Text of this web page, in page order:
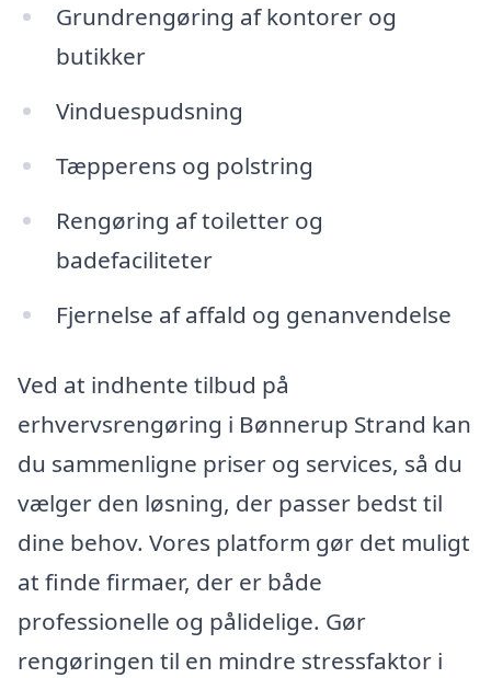
Grundrengøring af kontorer og
butikker
Vinduespudsning
Tæpperens og polstring
Rengøring af toiletter og
badefaciliteter
Fjernelse af affald og genanvendelse
Ved at indhente tilbud på
erhvervsrengøring i Bønnerup Strand kan
du sammenligne priser og services, så du
vælger den løsning, der passer bedst til
dine behov. Vores platform gør det muligt
at finde firmaer, der er både
professionelle og pålidelige. Gør
rengøringen til en mindre stressfaktor i